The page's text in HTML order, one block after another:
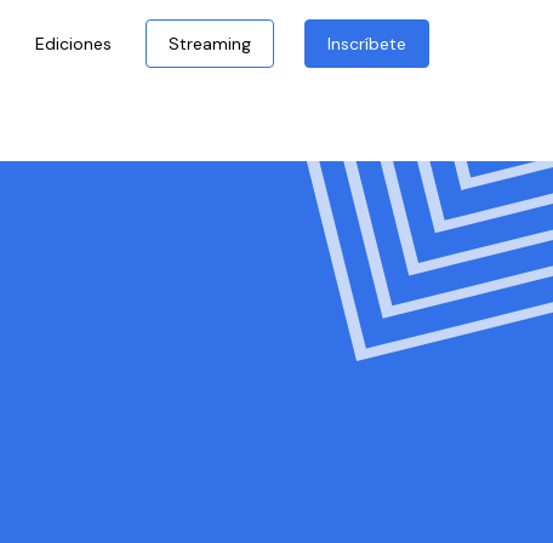
Ediciones Streaming Inscríbete